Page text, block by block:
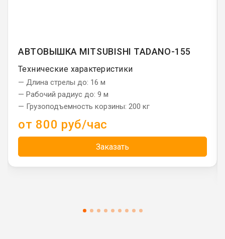
АВТОВЫШКА MITSUBISHI TADANO-155
Технические характеристики
— Длина стрелы до: 16 м
— Рабочий радиус до: 9 м
— Грузоподъемность корзины: 200 кг
от 800 руб/час
Заказать